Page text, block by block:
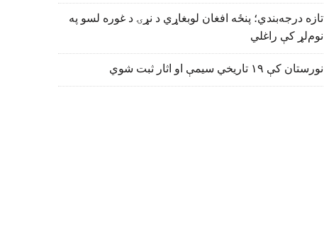
تازه درجه‌بندي؛ پنځه افغان لوبغاړي د نړۍ د غوره لسو په
نوم‌لړ کې راغلي
نورستان کې ۱۹ تاریخي سیمې او اثار ثبت شوي